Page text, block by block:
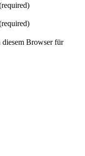
Browser für